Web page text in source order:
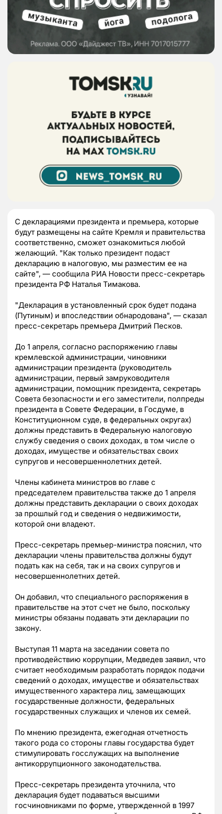
С декларациями президента и премьера, которые
будут размещены на сайте Кремля и правительства
соответственно, сможет ознакомиться любой
желающий. "Как только президент подаст
декларацию в налоговую, мы разместим ее на
сайте", — сообщила РИА Новости пресс-секретарь
президента РФ Наталья Тимакова.
"Декларация в установленный срок будет подана
(Путиным) и впоследствии обнародована", — сказал
пресс-секретарь премьера Дмитрий Песков.
До 1 апреля, согласно распоряжению главы
кремлевской администрации, чиновники
администрации президента (руководитель
администрации, первый замруководителя
администрации, помощник президента, секретарь
Совета безопасности и его заместители, полпреды
президента в Совете Федерации, в Госдуме, в
Конституционном суде, в федеральных округах)
должны представить в Федеральную налоговую
службу сведения о своих доходах, в том числе о
доходах, имуществе и обязательствах своих
супругов и несовершеннолетних детей.
Члены кабинета министров во главе с
председателем правительства также до 1 апреля
должны представить декларации о своих доходах
за прошлый год и сведения о недвижимости,
которой они владеют.
Пресс-секретарь премьер-министра пояснил, что
декларации члены правительства должны будут
подать как на себя, так и на своих супругов и
несовершеннолетних детей.
Он добавил, что специального распоряжения в
правительстве на этот счет не было, поскольку
министры обязаны подавать эти декларации по
закону.
Выступая 11 марта на заседании совета по
противодействию коррупции, Медведев заявил, что
считает необходимым разработать порядок подачи
сведений о доходах, имуществе и обязательствах
имущественного характера лиц, замещающих
государственные должности, федеральных
государственных служащих и членов их семей.
По мнению президента, ежегодная отчетность
такого рода со стороны главы государства будет
стимулировать госслужащих на выполнение
антикоррупционного законодательства.
Пресс-секретарь президента уточнила, что
декларация будет подаваться высшими
госчиновниками по форме, утвержденной в 1997